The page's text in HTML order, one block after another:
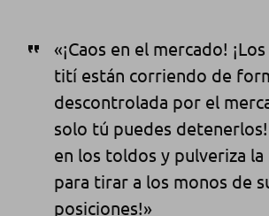
«¡Caos en el mercado!
tití están corriendo de
descontrolada por el
solo tú puedes detenerlos!
en los toldos y pulveriza
para tirar a los monos de
posiciones!»